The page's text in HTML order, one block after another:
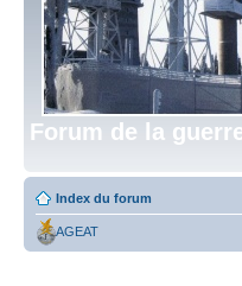
Forum de la
Index du forum
AGEAT